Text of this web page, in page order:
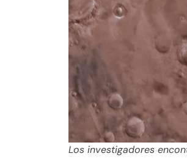
Los investigadores